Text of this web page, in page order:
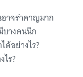
าจรำคาญมาก
างคนนึก
ด้อย่างไร?
ร?